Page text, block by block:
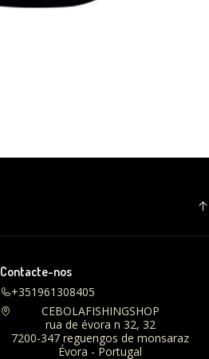
Contacte-nos
+351961308405
CEBOLAFISHINGSHOP
rua de évora n 32, 32
7200-347 reguengos de monsaraz
Évora - Portugal